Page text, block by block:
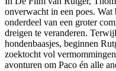
onverwacht in een poes.
onderdeel van een groter
dreigen te veranderen.
hondenbaasjes, beginnen
zoektocht vol
avonturen om Paco én alle